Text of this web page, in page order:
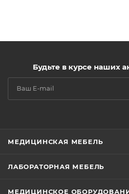
Будьте в курсе наших
МЕДИЦИНСКАЯ МЕБЕЛЬ
ЛАБОРАТОРНАЯ МЕБЕЛЬ
МЕДИЦИНСКОЕ